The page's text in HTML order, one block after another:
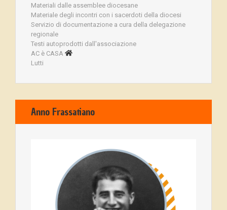
Materiali dalle assemblee diocesane
Materiale degli incontri con i sacerdoti della diocesi
Servizio di documentazione a cura della delegazione
regionale
Testi autoprodotti dall'associazione
AC è CASA
Lutti
Anno Frassatiano